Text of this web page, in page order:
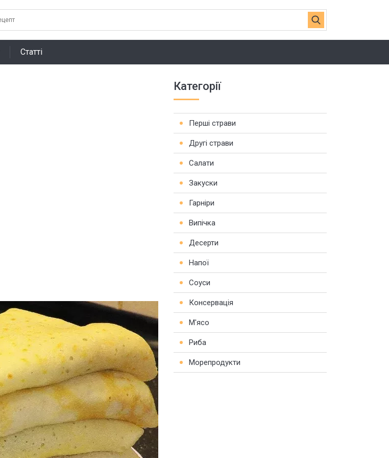
Статті
Категорії
Перші страви
Другі страви
Салати
Закуски
Гарніри
Випічка
Десерти
Напої
Соуси
Консервація
М'ясо
Риба
Морепродукти